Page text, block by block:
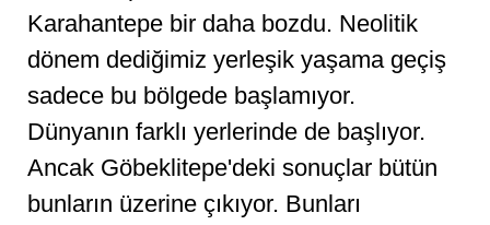
Karahantepe bir daha bozdu. Neolitik
dönem dediğimiz yerleşik yaşama geçiş
sadece bu bölgede başlamıyor.
Dünyanın farklı yerlerinde de başlıyor.
Ancak Göbeklitepe'deki sonuçlar bütün
bunların üzerine çıkıyor. Bunları